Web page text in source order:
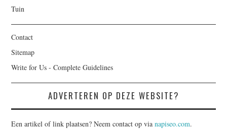
Tuin
Contact
Sitemap
Write for Us - Complete Guidelines
ADVERTEREN OP DEZE WEBSITE?
Een artikel of link plaatsen? Neem contact op vianapiseo.com.